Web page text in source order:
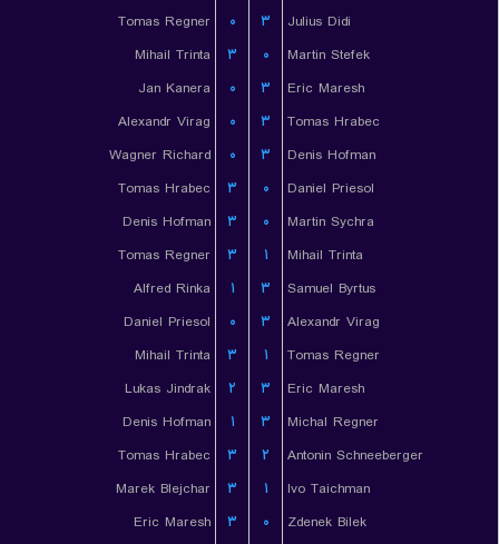
Tomas Regner
۰ ۳
Julius Didi
Mihail Trinta
۳ ۰
Martin Stefek
Jan Kanera
۰ ۳
Eric Maresh
Alexandr Virag
۰ ۳
Tomas Hrabec
Wagner Richard
۰ ۳
Denis Hofman
Tomas Hrabec
۳ ۰
Daniel Priesol
Denis Hofman
۳ ۰
Martin Sychra
Tomas Regner
۳ ۱
Mihail Trinta
Alfred Rinka
۱ ۳
Samuel Byrtus
Daniel Priesol
۰ ۳
Alexandr Virag
Mihail Trinta
۳ ۱
Tomas Regner
Lukas Jindrak
۲ ۳
Eric Maresh
Denis Hofman
۱ ۳
Michal Regner
Tomas Hrabec
۳ ۲
Antonin Schneeberger
Marek Blejchar
۳ ۱
Ivo Taichman
Eric Maresh
۳ ۰
Zdenek Bilek